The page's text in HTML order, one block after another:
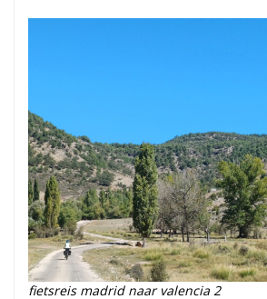
fietsreis madrid naar valencia 2